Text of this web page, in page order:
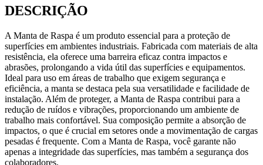
DESCRIÇÃO
A Manta de Raspa é um produto essencial para a proteção de
superfícies em ambientes industriais. Fabricada com materiais de alta
resistência, ela oferece uma barreira eficaz contra impactos e
abrasões, prolongando a vida útil das superfícies e equipamentos.
Ideal para uso em áreas de trabalho que exigem segurança e
eficiência, a manta se destaca pela sua versatilidade e facilidade de
instalação. Além de proteger, a Manta de Raspa contribui para a
redução de ruídos e vibrações, proporcionando um ambiente de
trabalho mais confortável. Sua composição permite a absorção de
impactos, o que é crucial em setores onde a movimentação de cargas
pesadas é frequente. Com a Manta de Raspa, você garante não
apenas a integridade das superfícies, mas também a segurança dos
colaboradores.